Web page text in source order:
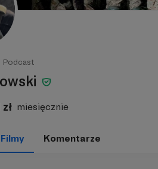
Podcast
zł miesięcznie
Filmy Komentarze